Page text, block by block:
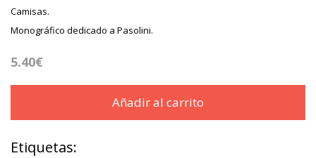
Camisas.
Monográfico dedicado a Pasolini.
5.40€
Añadir al carrito
Etiquetas: